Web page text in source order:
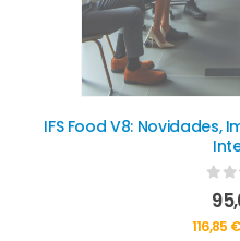
IFS Food V8: Novidades,
0
116,85 €